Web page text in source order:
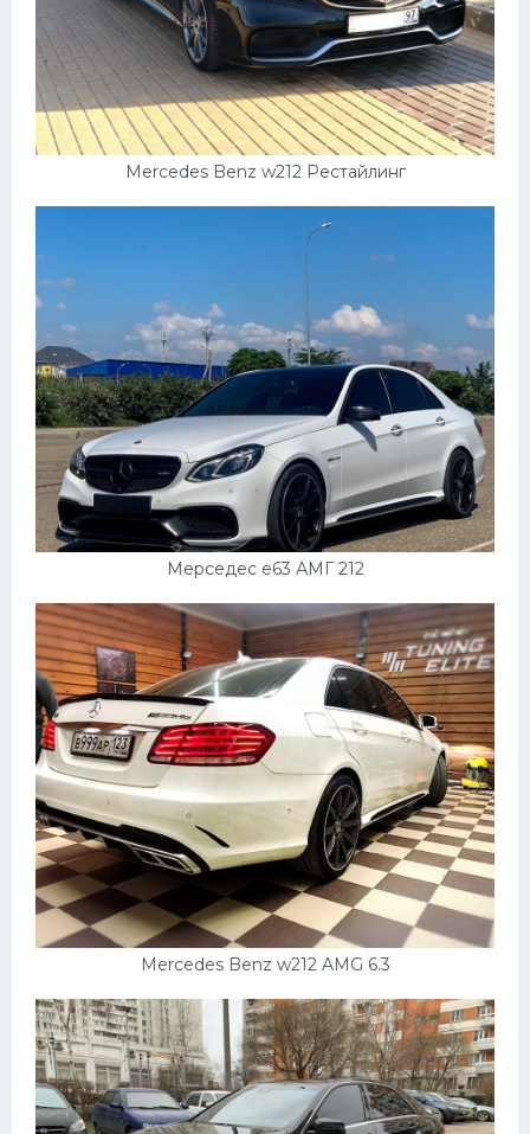
Mercedes Benz w212 Рестайлинг
Мерседес е63 АМГ 212
Mercedes Benz w212 AMG 6.3